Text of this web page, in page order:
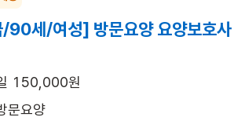
90세/여성] 방문요양 요양보호사
150,000원
문요양